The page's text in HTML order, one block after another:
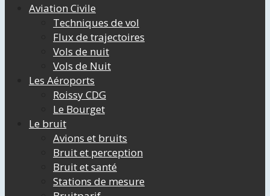
Aviation Civile
Techniques de vol
Flux de trajectoires
Vols de nuit
Vols de Nuit
Les Aéroports
Roissy CDG
Le Bourget
Le bruit
Avions et bruits
Bruit et perception
Bruit et santé
Stations de mesure